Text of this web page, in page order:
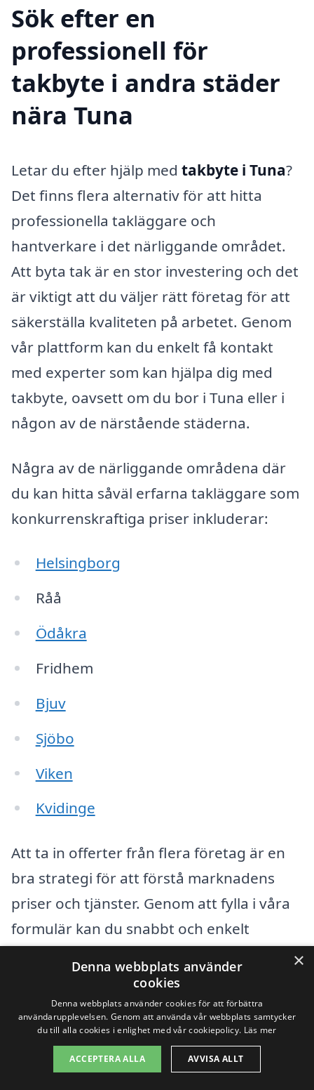
Sök efter en
professionell för
takbyte i andra städer
nära Tuna
Letar du efter hjälp med takbyte i Tuna?
Det finns flera alternativ för att hitta
professionella takläggare och
hantverkare i det närliggande området.
Att byta tak är en stor investering och det
är viktigt att du väljer rätt företag för att
säkerställa kvaliteten på arbetet. Genom
vår plattform kan du enkelt få kontakt
med experter som kan hjälpa dig med
takbyte, oavsett om du bor i Tuna eller i
någon av de närstående städerna.
Några av de närliggande områdena där
du kan hitta såväl erfarna takläggare som
konkurrenskraftiga priser inkluderar:
Helsingborg
Råå
Ödåkra
Fridhem
Bjuv
Sjöbo
Viken
Kvidinge
Att ta in offerter från flera företag är en
bra strategi för att förstå marknadens
priser och tjänster. Genom att fylla i våra
formulär kan du snabbt och enkelt
takbyte i Tuna.
Detta ger dig möjlighet att jämföra priser,
kvalitet och tillgänglighet från olika
hantverkare i området. Var noga med att
ställa frågor angående materialval,
×
Denna webbplats använder
cookies
Denna webbplats använder cookies för att förbättra
användarupplevelsen. Genom att använda vår webbplats samtycker
du till alla cookies i enlighet med vår cookiepolicy. Läs mer
ACCEPTERA ALLA AVVISA ALLT